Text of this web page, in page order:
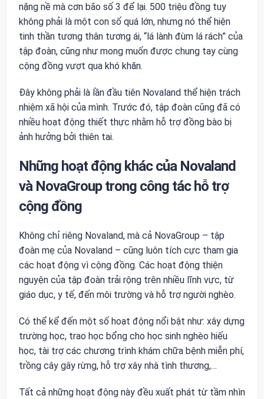
nặng nề mà cơn bão số 3 để lại. 500 triệu đồng tuy
không phải là một con số quá lớn, nhưng nó thể hiện
tinh thần tương thân tương ái, “lá lành đùm lá rách” của
tập đoàn, cũng như mong muốn được chung tay cùng
cộng đồng vượt qua khó khăn.
Đây không phải là lần đầu tiên Novaland thể hiện trách
nhiệm xã hội của mình. Trước đó, tập đoàn cũng đã có
nhiều hoạt động thiết thực nhằm hỗ trợ đồng bào bị
ảnh hưởng bởi thiên tai.
Những hoạt động khác của Novaland
và NovaGroup trong công tác hỗ trợ
cộng đồng
Không chỉ riêng Novaland, mà cả NovaGroup – tập
đoàn mẹ của Novaland – cũng luôn tích cực tham gia
các hoạt động vì cộng đồng. Các hoạt động thiện
nguyện của tập đoàn trải rộng trên nhiều lĩnh vực, từ
giáo dục, y tế, đến môi trường và hỗ trợ người nghèo.
Có thể kể đến một số hoạt động nổi bật như: xây dựng
trường học, trao học bổng cho học sinh nghèo hiếu
học, tài trợ các chương trình khám chữa bệnh miễn phí,
trồng cây gây rừng, hỗ trợ xây nhà tình thương,…
Tất cả những hoạt động này đều xuất phát từ tầm nhìn